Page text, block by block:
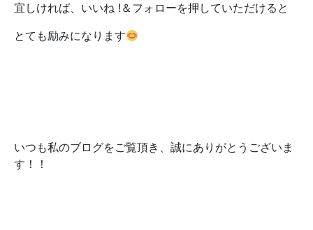
宜しければ、いいね !＆フォローを押していただけると
とても励みになります
いつも私のブログをご覧頂き、誠にありがとうございま
す！！